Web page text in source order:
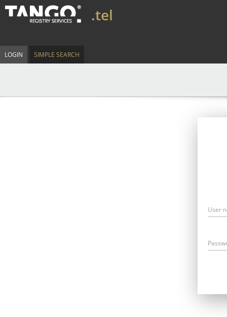
.tel
LOGIN SIMPLE SEARCH
User